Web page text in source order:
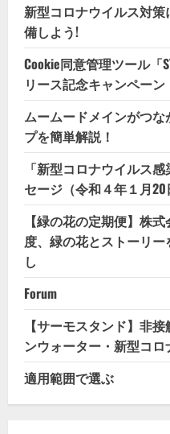
新型コロナウイルス対
備しよう!
Cookie同意管理ツール「
リース記念キャンペーン
ムームードメインがつ
プを簡単解説！
「新型コロナウイルス
セージ（令和４年１月20
【緑の花の定期便】株
度、緑の花とストーリ
し
Forum
【サーモスタンド】非
ンウォーター・新型コ
適用範囲で選ぶ